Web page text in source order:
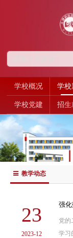
学校概况 学校
学校党建 招生
教学动态
23
2023-12
强
党的
学习